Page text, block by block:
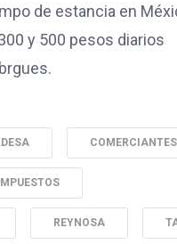
de estancia en
y 500 pesos diarios
COMERCIANTES
REYNOSA